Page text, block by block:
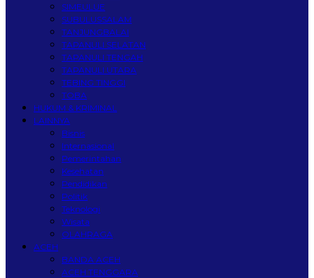
SIMEULUE
SUBULUSSALAM
TANJUNGBALAI
TAPANULI SELATAN
TAPANULI TENGAH
TAPANULI UTARA
TEBING TINGGI
TOBA
HUKUM & KRIMINAL
LAINNYA
Bisnis
Internasional
Pemerintahan
Kesehatan
Pendidikan
Politik
Teknologi
Wisata
OLAHRAGA
ACEH
BANDA ACEH
ACEH TENGGARA